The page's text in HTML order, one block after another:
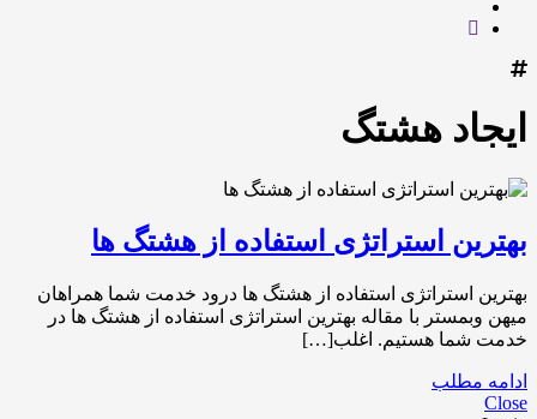
ایجاد هشتگ
بهترین استراتژی استفاده از هشتگ ها
بهترین استراتژی استفاده از هشتگ ها درود خدمت شما همراهان
میهن وبمستر با مقاله بهترین استراتژی استفاده از هشتگ ها در
خدمت شما هستیم. اغلب[…]
ادامه مطلب
Close